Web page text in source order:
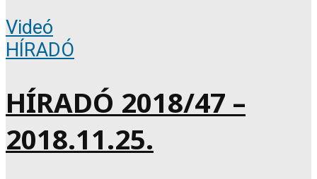
Videó
HÍRADÓ
HÍRADÓ 2018/47 –
2018.11.25.